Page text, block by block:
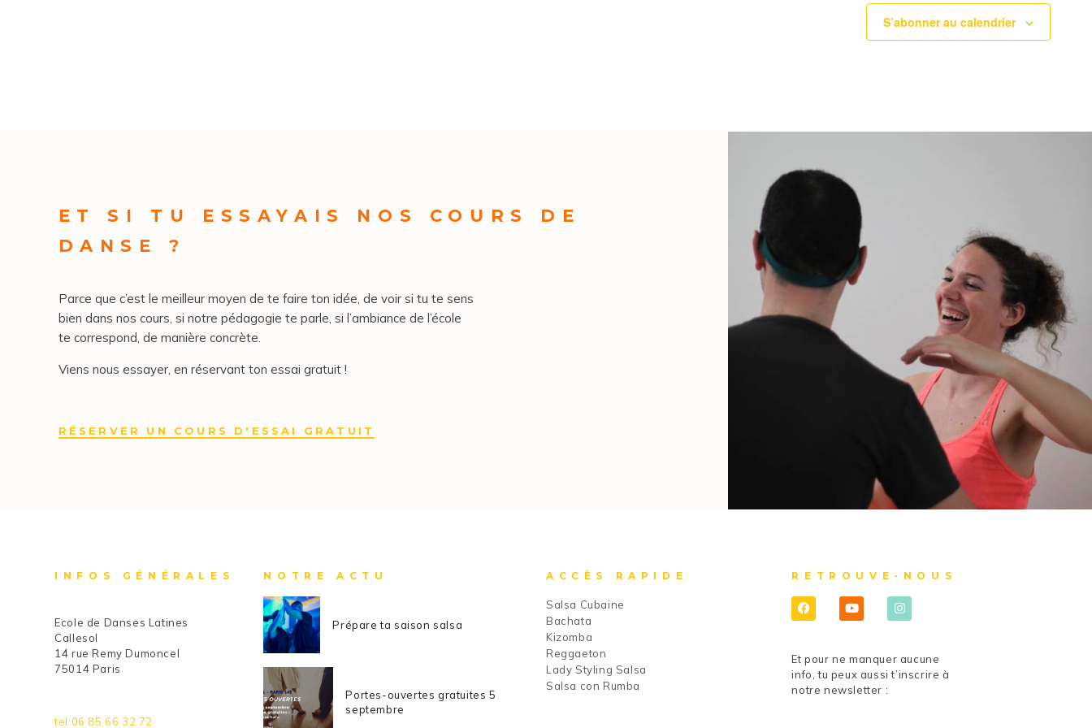
S’abonner au calendrier
ET SI TU ESSAYAIS NOS COURS DE
DANSE ?
Parce que c’est le meilleur moyen de te faire ton idée, de voir si tu te sens
bien dans nos cours, si notre pédagogie te parle, si l’ambiance de l’école
te correspond, de manière concrète.
Viens nous essayer, en réservant ton essai gratuit !
RÉSERVER UN COURS D'ESSAI GRATUIT
INFOS GÉNÉRALES
Ecole de Danses Latines
Callesol
14 rue Remy Dumoncel
75014 Paris
tel:06 85 66 32 72
NOTRE ACTU
Prépare ta saison salsa
Portes-ouvertes gratuites 5
septembre
ACCÈS RAPIDE
Salsa Cubaine
Bachata
Kizomba
Reggaeton
Lady Styling Salsa
Salsa con Rumba
RETROUVE-NOUS
Et pour ne manquer aucune
info, tu peux aussi t’inscrire à
notre newsletter :